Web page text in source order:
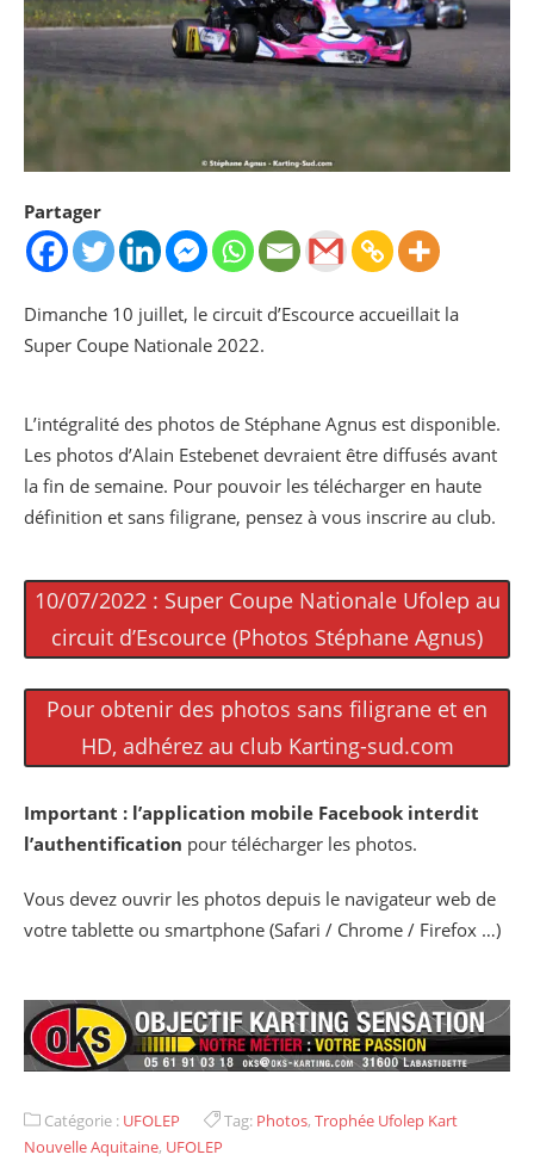
Partager
Dimanche 10 juillet, le circuit d’Escource accueillait la
Super Coupe Nationale 2022.
L’intégralité des photos de Stéphane Agnus est disponible.
Les photos d’Alain Estebenet devraient être diffusés avant
la fin de semaine. Pour pouvoir les télécharger en haute
définition et sans filigrane, pensez à vous inscrire au club.
10/07/2022 : Super Coupe Nationale Ufolep au
circuit d’Escource (Photos Stéphane Agnus)
Pour obtenir des photos sans filigrane et en
HD, adhérez au club Karting-sud.com
Important : l’application mobile Facebook interdit
l’authentification pour télécharger les photos.
Vous devez ouvrir les photos depuis le navigateur web de
votre tablette ou smartphone (Safari / Chrome / Firefox …)
Catégorie : UFOLEP Tag: Photos, Trophée Ufolep Kart
Nouvelle Aquitaine, UFOLEP